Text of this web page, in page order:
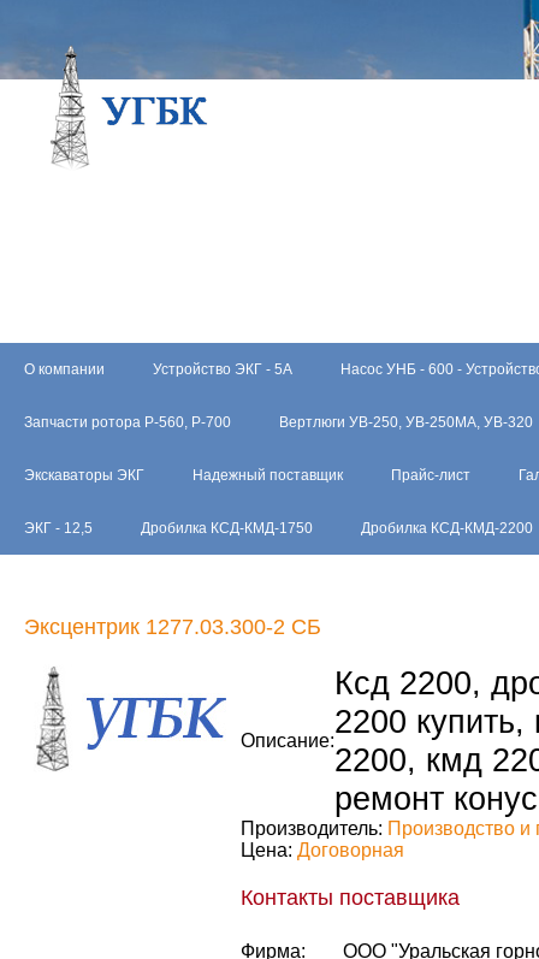
О компании Устройство ЭКГ - 5А Насос УНБ - 600 -
Запчасти ротора Р-560, Р-700 Вертлюги УВ-250, УВ-250МА, УВ-320
Экскаваторы ЭКГ Надежный поставщик Прайс-лист
ЭКГ - 12,5 Дробилка КСД-КМД-1750 Дробилка КСД-КМД-2200
Эксцентрик 1277.03.300-2 СБ
Описание:
Ксд 2200,
2200
2200, кмд
ремонт
Производитель: Производство и
Цена: Договорная
Контакты поставщика
Фирма:
ООО "Уральская